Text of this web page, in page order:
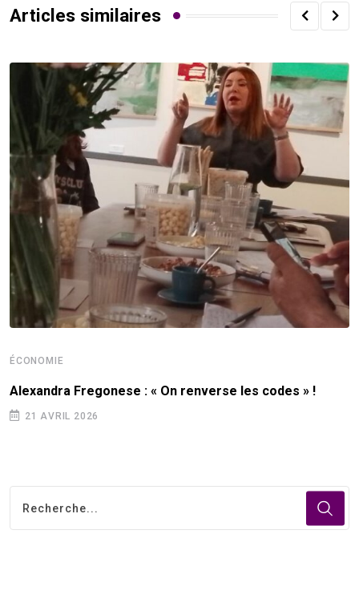
Articles similaires
ÉCONOMIE
Alexandra Fregonese : « On renverse les codes » !
21 AVRIL 2026